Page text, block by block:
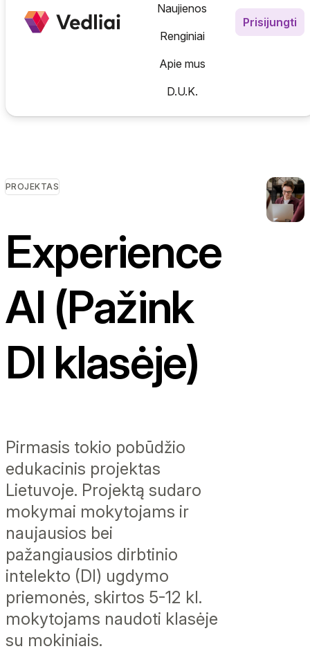
Informatika
Emocinis ugdymas
N
Gamtos mokslai
Experience AI (Pažink DI
Skaitmeninis verslumas
Saugumas internete
AI Karta | Mokytojų DI
Naujienos
Renginiai
Apie mus
D.U.K.
Prisijungti
PROJEKTAS
Experience
AI (Pažink
DI klasėje)
Pirmasis tokio pobūdžio
edukacinis projektas
Lietuvoje. Projektą sudaro
mokymai mokytojams ir
naujausios bei
pažangiausios dirbtinio
intelekto (DI) ugdymo
priemonės, skirtos 5-12 kl.
mokytojams naudoti klasėje
su mokiniais.